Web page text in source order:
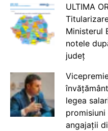
ULTIMA
Ministerul
notele
județ
legea
angajații